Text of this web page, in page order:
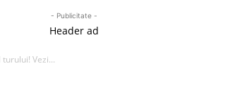
- Publicitate -
Header ad
Vezi...